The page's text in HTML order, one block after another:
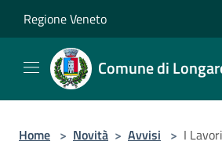
Regione Veneto
Comune di
Home > Novità > Avvisi > I